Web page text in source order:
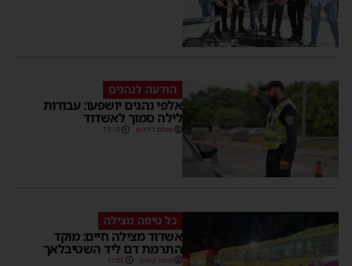
הודעה לנהגים
אלפי נהגים יושפעו: עבודות
לילה סמוך לאשדוד
מנחם דויטש 11:10
כל טיפה מצילה
אשדוד מצילה חיים: מוקד
התרמת דם ליד השטיבלאך
משה קאהן 11:05